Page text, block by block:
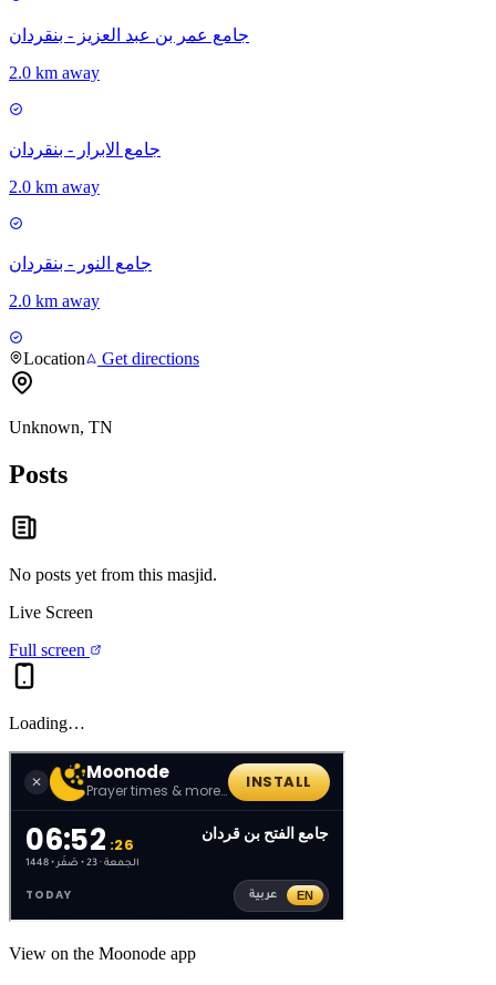
جامع عمر بن عبد العزيز - بنقردان
2.0 km away
جامع الابرار - بنقردان
2.0 km away
جامع النور - بنقردان
2.0 km away
Location Get directions
Unknown, TN
Posts
No posts yet from this masjid.
Live Screen
Full screen
Loading…
View on the Moonode app